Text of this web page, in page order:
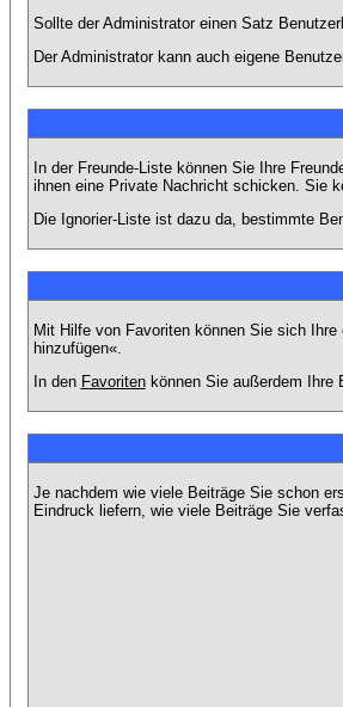
Sollte der Administrator einen Satz
Der Administrator kann auch eigene
In der Freunde-Liste können Sie Ihre
ihnen eine Private Nachricht schicken. Sie
Die Ignorier-Liste ist dazu da, bestimmte
Mit Hilfe von Favoriten können Sie sich
hinzufügen«.
In den Favoritenkönnen Sie außerdem Ihre
Je nachdem wie viele Beiträge Sie schon
Eindruck liefern, wie viele Beiträge Sie